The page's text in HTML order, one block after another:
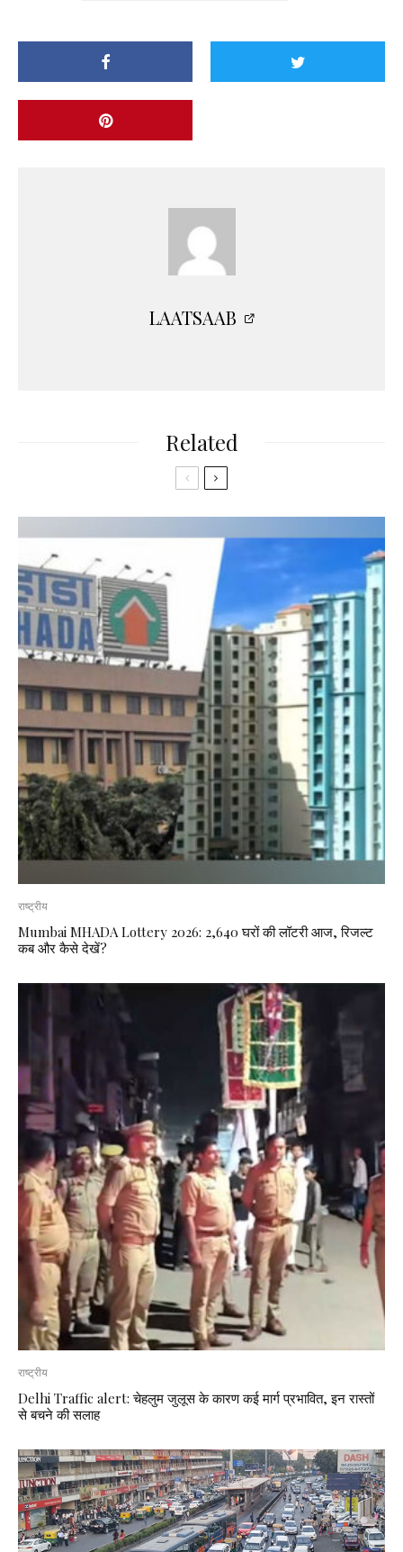
LAATSAAB
Related
राष्ट्रीय
Mumbai MHADA Lottery 2026: 2,640 घरों की लॉटरी आज, रिजल्ट
कब और कैसे देखें?
राष्ट्रीय
Delhi Traffic alert: चेहलुम जुलूस के कारण कई मार्ग प्रभावित, इन रास्तों
से बचने की सलाह